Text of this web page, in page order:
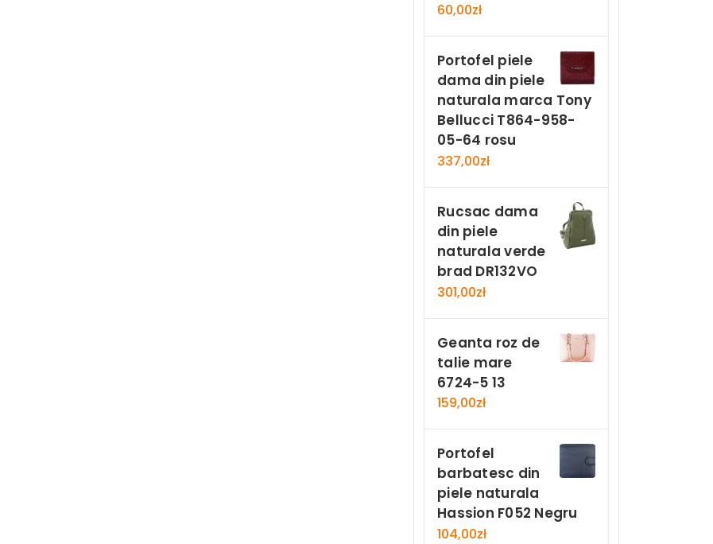
60,00zł
Portofel piele
dama din piele
naturala marca Tony
Bellucci T864-958-
05-64 rosu
337,00zł
Rucsac dama
din piele
naturala verde
brad DR132VO
301,00zł
Geanta roz de
talie mare
6724-5 13
159,00zł
Portofel
barbatesc din
piele naturala
Hassion F052 Negru
104,00zł